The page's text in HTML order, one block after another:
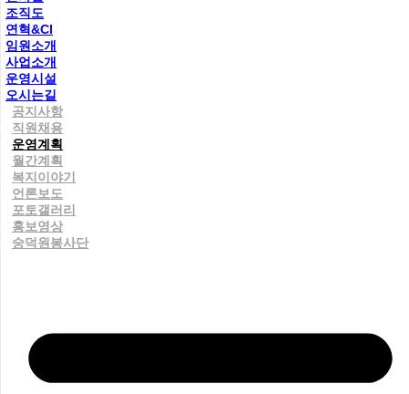
조직도
연혁&CI
임원소개
사업소개
운영시설
오시는길
공지사항
직원채용
운영계획
월간계획
복지이야기
언론보도
포토갤러리
홍보영상
숭덕원봉사단